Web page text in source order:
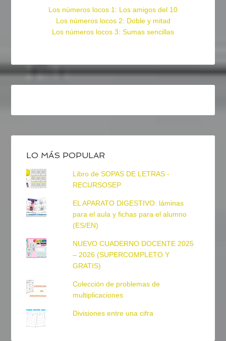
Los números locos 1: Los amigos del 10
Los números locos 2: Doble y mitad
Los números locos 3: Sumas sencillas
LO MÁS POPULAR
Libro de SOPAS DE LETRAS -
RECURSOSEP
EL APARATO DIGESTIVO: láminas
para el aula y fichas para el alumno
(ES/EN)
NUEVO CUADERNO DOCENTE 2025
– 2026 (SUPERCOMPLETO Y
GRATIS)
Colección de problemas de
multiplicaciones
Divisiones entre una cifra